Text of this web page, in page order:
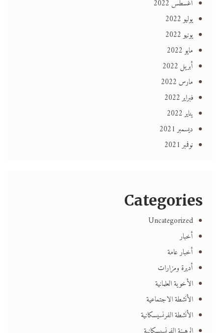
أغسطس 2022
يوليو 2022
يونيو 2022
مايو 2022
أبريل 2022
مارس 2022
فبراير 2022
يناير 2022
ديسمبر 2021
نوفمبر 2021
Categories
Uncategorized
أخبار
أخبار عامة
أديرة ومزارات
الأخوية العلمانية
الأنشطة الاجتماعية
الأنشطة الفرنسيسكانية